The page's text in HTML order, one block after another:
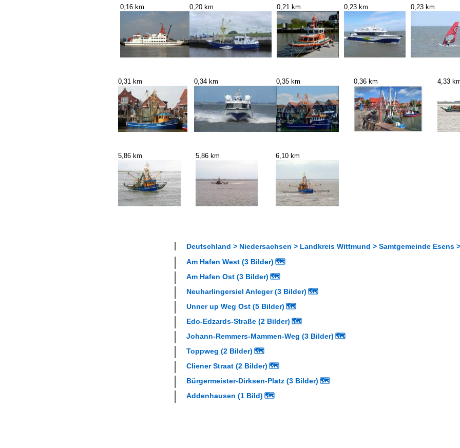
0,16 km 0,20 km 0,21 km 0,23 km 0,23 km
0,31 km 0,34 km 0,35 km 0,36 km 4,33
5,86 km 5,86 km 6,10 km
Deutschland > Niedersachsen > Landkreis Wittmund > Samtgemeinde Esens
Am Hafen West (3 Bilder) 🗺
Am Hafen Ost (3 Bilder) 🗺
Neuharlingersiel Anleger (3 Bilder) 🗺
Unner up Weg Ost (5 Bilder) 🗺
Edo-Edzards-Straße (2 Bilder) 🗺
Johann-Remmers-Mammen-Weg (3 Bilder) 🗺
Toppweg (2 Bilder) 🗺
Cliener Straat (2 Bilder) 🗺
Bürgermeister-Dirksen-Platz (3 Bilder) 🗺
Addenhausen (1 Bild) 🗺